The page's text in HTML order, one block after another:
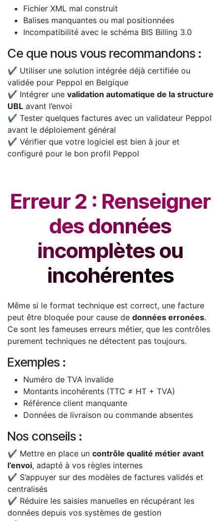
Fichier XML mal construit
Balises manquantes ou mal positionnées
Incompatibilité avec le schéma BIS Billing 3.0
Ce que nous vous recommandons :
✔ Utiliser une solution intégrée déjà certifiée ou
validée pour Peppol en Belgique
✔ Intégrer une validation automatique de la structure
UBL avant l’envoi
✔ Tester quelques factures avec un validateur Peppol
avant le déploiement général
✔ Vérifier que votre logiciel est bien à jour et
configuré pour le bon profil Peppol
Erreur 2 : Renseigner
des données
incomplètes ou
incohérentes
Même si le format technique est correct, une facture
peut être bloquée pour cause de données erronées.
Ce sont les fameuses erreurs métier, que les contrôles
purement techniques ne détectent pas toujours.
Exemples :
Numéro de TVA invalide
Montants incohérents (TTC ≠ HT + TVA)
Référence client manquante
Données de livraison ou commande absentes
Nos conseils :
✔ Mettre en place un contrôle qualité métier avant
l’envoi, adapté à vos règles internes
✔ S’appuyer sur des modèles de factures validés et
centralisés
✔ Réduire les saisies manuelles en récupérant les
données depuis vos systèmes de gestion